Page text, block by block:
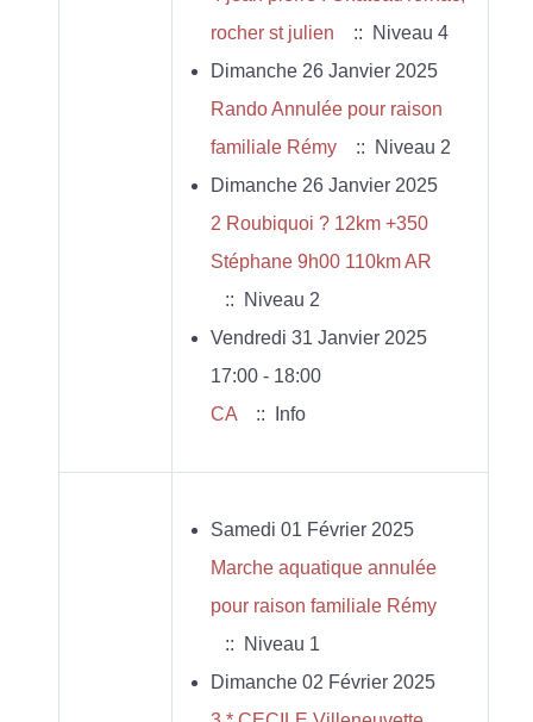
rocher st julien
:: Niveau 4
Dimanche 26 Janvier 2025
Rando Annulée pour raison
familiale Rémy
:: Niveau 2
Dimanche 26 Janvier 2025
2 Roubiquoi ? 12km +350
Stéphane 9h00 110km AR
:: Niveau 2
Vendredi 31 Janvier 2025
17:00 - 18:00
CA
:: Info
Samedi 01 Février 2025
Marche aquatique annulée
pour raison familiale Rémy
:: Niveau 1
Dimanche 02 Février 2025